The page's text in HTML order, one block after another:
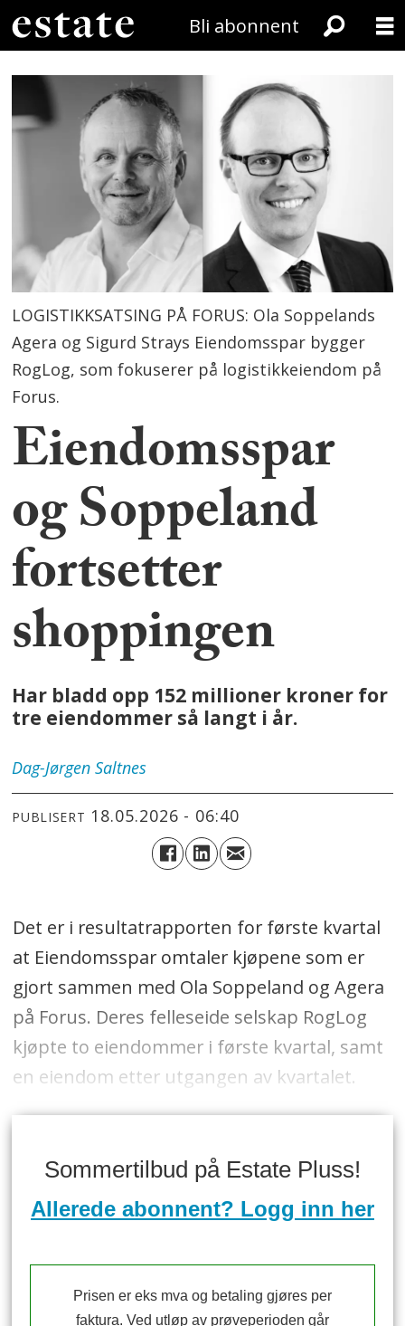
Bli abonnent
LOGISTIKKSATSING PÅ FORUS: Ola Soppelands
Agera og Sigurd Strays Eiendomsspar bygger
RogLog, som fokuserer på logistikkeiendom på
Forus.
Eiendomsspar
og Soppeland
fortsetter
shoppingen
Har bladd opp 152 millioner kroner for
tre eiendommer så langt i år.
Dag-Jørgen Saltnes
PUBLISERT 18.05.2026 - 06:40
Det er i resultatrapporten for første kvartal
at Eiendomsspar omtaler kjøpene som er
gjort sammen med Ola Soppeland og Agera
på Forus. Deres felleseide selskap RogLog
kjøpte to eiendommer i første kvartal, samt
en eiendom etter utgangen av kvartalet.
Sommertilbud på Estate Pluss!
Allerede abonnent? Logg inn her
Prisen er eks mva og betaling gjøres per
faktura. Ved utløp av prøveperioden går